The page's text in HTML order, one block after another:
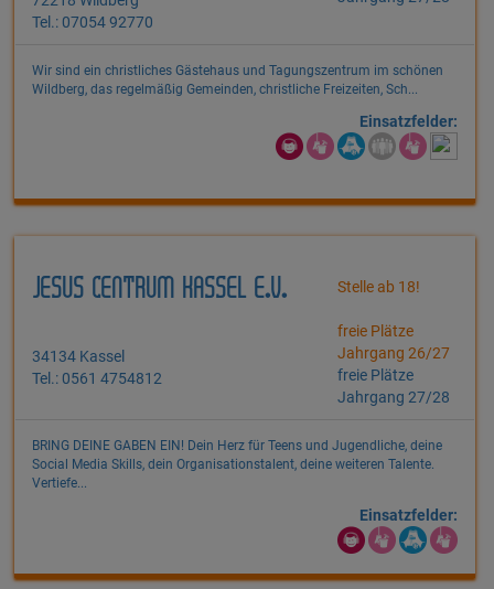
Tel.: 07054 92770
Wir sind ein christliches Gästehaus und Tagungszentrum im schönen
Wildberg, das regelmäßig Gemeinden, christliche Freizeiten, Sch...
Einsatzfelder:
JESUS CENTRUM KASSEL E.V.
34134 Kassel
Tel.: 0561 4754812
Stelle ab 18!
freie Plätze
Jahrgang 26/27
freie Plätze
Jahrgang 27/28
BRING DEINE GABEN EIN! Dein Herz für Teens und Jugendliche, deine
Social Media Skills, dein Organisationstalent, deine weiteren Talente.
Vertiefe...
Einsatzfelder: